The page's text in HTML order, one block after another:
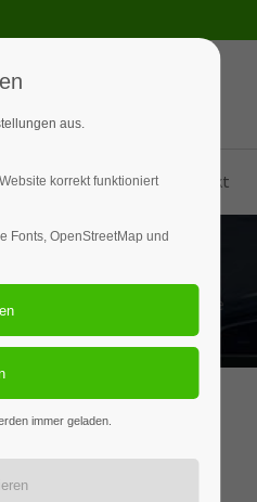
Unterricht Kontakt
verwendete Fahrzeuge
aus.
korrekt funktioniert
Fonts, OpenStreetMap und
immer geladen.